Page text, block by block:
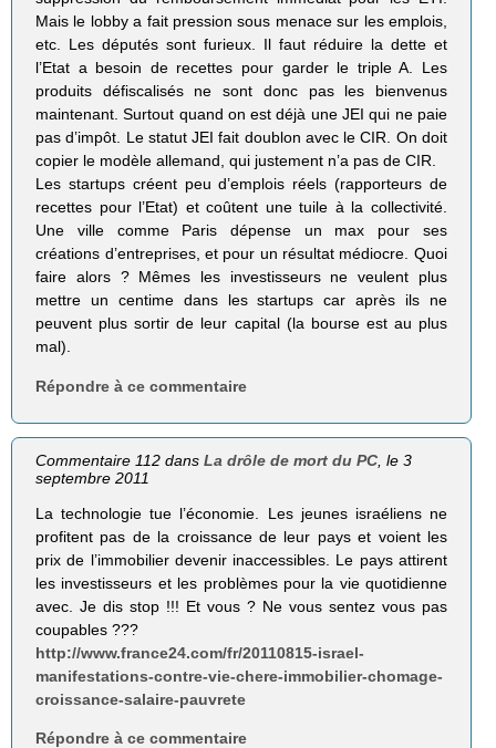
Mais le lobby a fait pression sous menace sur les emplois,
etc. Les députés sont furieux. Il faut réduire la dette et
l’Etat a besoin de recettes pour garder le triple A. Les
produits défiscalisés ne sont donc pas les bienvenus
maintenant. Surtout quand on est déjà une JEI qui ne paie
pas d’impôt. Le statut JEI fait doublon avec le CIR. On doit
copier le modèle allemand, qui justement n’a pas de CIR.
Les startups créent peu d’emplois réels (rapporteurs de
recettes pour l’Etat) et coûtent une tuile à la collectivité.
Une ville comme Paris dépense un max pour ses
créations d’entreprises, et pour un résultat médiocre. Quoi
faire alors ? Mêmes les investisseurs ne veulent plus
mettre un centime dans les startups car après ils ne
peuvent plus sortir de leur capital (la bourse est au plus
mal).
Répondre à ce commentaire
Commentaire 112 dansLa drôle de mort du PC , le 3
septembre 2011
La technologie tue l’économie. Les jeunes israéliens ne
profitent pas de la croissance de leur pays et voient les
prix de l’immobilier devenir inaccessibles. Le pays attirent
les investisseurs et les problèmes pour la vie quotidienne
avec. Je dis stop !!! Et vous ? Ne vous sentez vous pas
coupables ???
http://www.france24.com/fr/20110815-israel-
manifestations-contre-vie-chere-immobilier-chomage-
croissance-salaire-pauvrete
Répondre à ce commentaire